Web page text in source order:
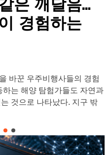
은 깨달음…
경험하는
바꾼 우주비행사들의 경험
는 해양 탐험가들도 자연과
것으로 나타났다. 지구 밖